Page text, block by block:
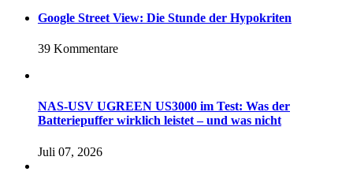
Google Street View: Die Stunde der Hypokriten
39 Kommentare
NAS-USV UGREEN US3000 im Test: Was der
Batteriepuffer wirklich leistet – und was nicht
Juli 07, 2026